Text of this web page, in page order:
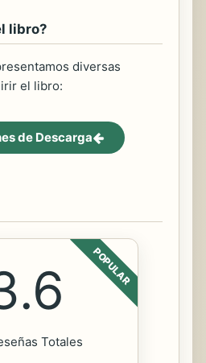
libro?
diversas
el libro:
de Descarga
POPULAR
Totales